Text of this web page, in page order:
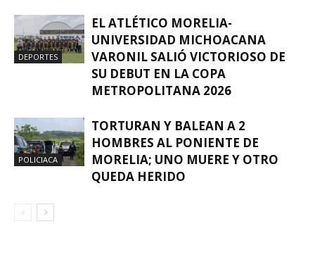
DEPORTES
EL ATLÉTICO MORELIA-
UNIVERSIDAD MICHOACANA
VARONIL SALIÓ VICTORIOSO DE
SU DEBUT EN LA COPA
METROPOLITANA 2026
POLICIACA
TORTURAN Y BALEAN A 2
HOMBRES AL PONIENTE DE
MORELIA; UNO MUERE Y OTRO
QUEDA HERIDO